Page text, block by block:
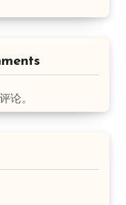
论。